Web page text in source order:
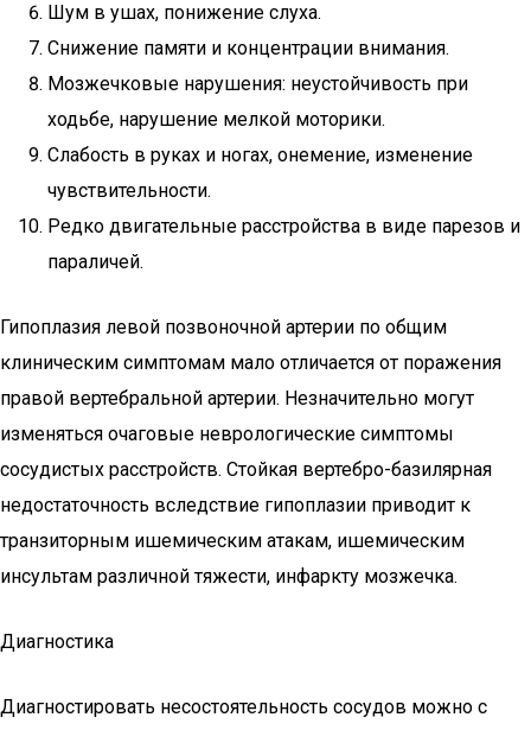
Шум в ушах, понижение слуха.
Снижение памяти и концентрации внимания.
Мозжечковые нарушения: неустойчивость при
ходьбе, нарушение мелкой моторики.
Слабость в руках и ногах, онемение, изменение
чувствительности.
Редко двигательные расстройства в виде парезов и
параличей.
Гипоплазия левой позвоночной артерии по общим
клиническим симптомам мало отличается от поражения
правой вертебральной артерии. Незначительно могут
изменяться очаговые неврологические симптомы
сосудистых расстройств. Стойкая вертебро-базилярная
недостаточность вследствие гипоплазии приводит к
транзиторным ишемическим атакам, ишемическим
инсультам различной тяжести, инфаркту мозжечка.
Диагностика
Диагностировать несостоятельность сосудов можно с